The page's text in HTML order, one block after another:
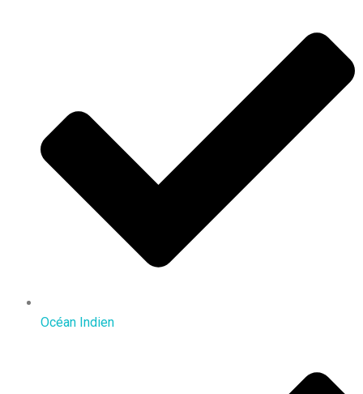
Océan Indien